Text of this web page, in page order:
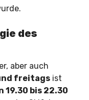
des
aber auch
freitags ist
19.30 bis 22.30